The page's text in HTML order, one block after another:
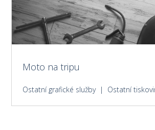
Moto na tripu
Ostatní grafické služby | Ostatní